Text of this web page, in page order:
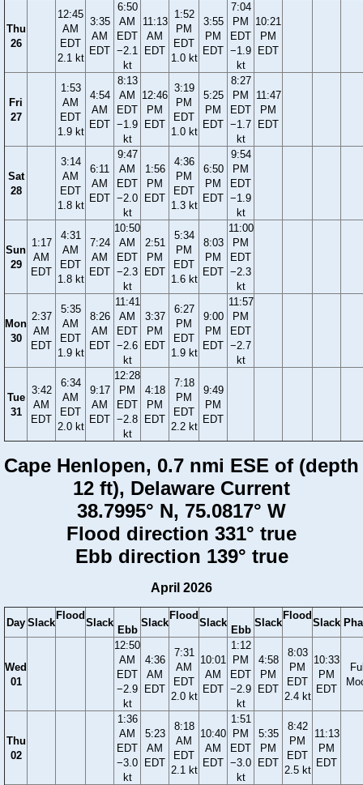
Thu
26
12:45
AM
EDT
2.1 kt
3:35
AM
EDT
6:50
AM
EDT
−2.1
kt
11:13
AM
EDT
1:52
PM
EDT
1.0 kt
3:55
PM
EDT
7:04
PM
EDT
−1.9
kt
10:21
PM
EDT
Fri
27
1:53
AM
EDT
1.9 kt
4:54
AM
EDT
8:13
AM
EDT
−1.9
kt
12:46
PM
EDT
3:19
PM
EDT
1.0 kt
5:25
PM
EDT
8:27
PM
EDT
−1.7
kt
11:47
PM
EDT
Sat
28
3:14
AM
EDT
1.8 kt
6:11
AM
EDT
9:47
AM
EDT
−2.0
kt
1:56
PM
EDT
4:36
PM
EDT
1.3 kt
6:50
PM
EDT
9:54
PM
EDT
−1.9
kt
Sun
29
1:17
AM
EDT
4:31
AM
EDT
1.8 kt
7:24
AM
EDT
10:50
AM
EDT
−2.3
kt
2:51
PM
EDT
5:34
PM
EDT
1.6 kt
8:03
PM
EDT
11:00
PM
EDT
−2.3
kt
Mon
30
2:37
AM
EDT
5:35
AM
EDT
1.9 kt
8:26
AM
EDT
11:41
AM
EDT
−2.6
kt
3:37
PM
EDT
6:27
PM
EDT
1.9 kt
9:00
PM
EDT
11:57
PM
EDT
−2.7
kt
Tue
31
3:42
AM
EDT
6:34
AM
EDT
2.0 kt
9:17
AM
EDT
12:28
PM
EDT
−2.8
kt
4:18
PM
EDT
7:18
PM
EDT
2.2 kt
9:49
PM
EDT
Cape Henlopen, 0.7 nmi ESE of (depth
12 ft), Delaware Current
38.7995° N, 75.0817° W
Flood direction 331° true
Ebb direction 139° true
April 2026
Day Slack
Flood
Slack
Ebb
Slack
Flood
Slack
Ebb
Slack
Flood
Slack
Wed
01
12:50
AM
EDT
−2.9
kt
4:36
AM
EDT
7:31
AM
EDT
2.0 kt
10:01
AM
EDT
1:12
PM
EDT
−2.9
kt
4:58
PM
EDT
8:03
PM
EDT
2.4 kt
10:33
PM
EDT
Thu
02
1:36
AM
EDT
−3.0
kt
5:23
AM
EDT
8:18
AM
EDT
2.1 kt
10:40
AM
EDT
1:51
PM
EDT
−3.0
kt
5:35
PM
EDT
8:42
PM
EDT
2.5 kt
11:13
PM
EDT